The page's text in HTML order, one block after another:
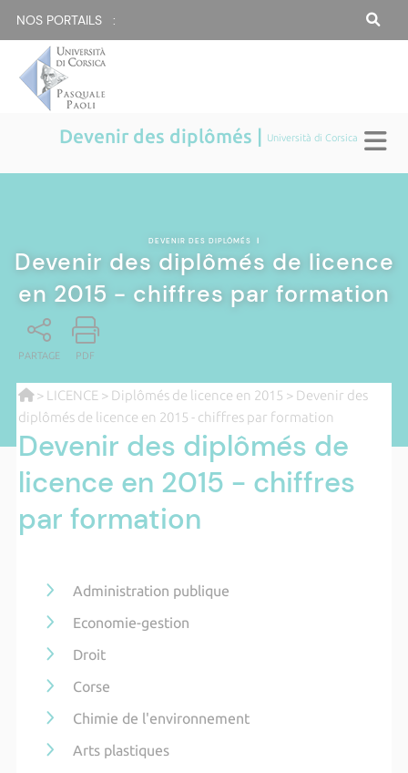
NOS PORTAILS :
Devenir des diplômés | Università di Corsica
DEVENIR DES DIPLÔMÉS |
Devenir des diplômés de licence
en 2015 - chiffres par formation
PARTAGE PDF
> LICENCE > Diplômés de licence en 2015 > Devenir des
diplômés de licence en 2015 - chiffres par formation
Devenir des diplômés de
licence en 2015 - chiffres
par formation
Administration publique
Economie-gestion
Droit
Corse
Chimie de l'environnement
Arts plastiques